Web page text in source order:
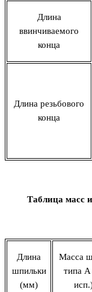
Длина
ввинчиваемого
конца
Длина резьбового
конца
Таблица масс
Длина
шпильки
(мм)
Масса
типа